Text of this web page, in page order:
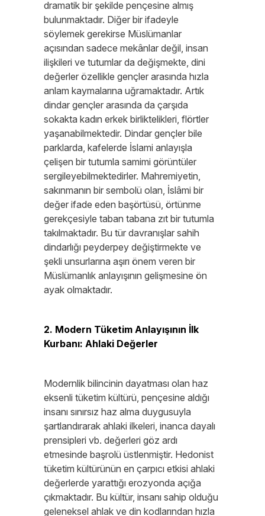
dramatik bir şekilde pençesine almış
bulunmaktadır. Diğer bir ifadeyle
söylemek gerekirse Müslümanlar
açısından sadece mekânlar değil, insan
ilişkileri ve tutumlar da değişmekte, dini
değerler özellikle gençler arasında hızla
anlam kaymalarına uğramaktadır. Artık
dindar gençler arasında da çarşıda
sokakta kadın erkek birliktelikleri, flörtler
yaşanabilmektedir. Dindar gençler bile
parklarda, kafelerde İslami anlayışla
çelişen bir tutumla samimi görüntüler
sergileyebilmektedirler. Mahremiyetin,
sakınmanın bir sembolü olan, İslâmi bir
değer ifade eden başörtüsü, örtünme
gerekçesiyle taban tabana zıt bir tutumla
takılmaktadır. Bu tür davranışlar sahih
dindarlığı peyderpey değiştirmekte ve
şekli unsurlarına aşırı önem veren bir
Müslümanlık anlayışının gelişmesine ön
ayak olmaktadır.
2. Modern Tüketim Anlayışının İlk
Kurbanı: Ahlaki Değerler
Modernlik bilincinin dayatması olan haz
eksenli tüketim kültürü, pençesine aldığı
insanı sınırsız haz alma duygusuyla
şartlandırarak ahlaki ilkeleri, inanca dayalı
prensipleri vb. değerleri göz ardı
etmesinde başrolü üstlenmiştir. Hedonist
tüketim kültürünün en çarpıcı etkisi ahlaki
değerlerde yarattığı erozyonda açığa
çıkmaktadır. Bu kültür, insanı sahip olduğu
geleneksel ahlak ve din kodlarından hızla